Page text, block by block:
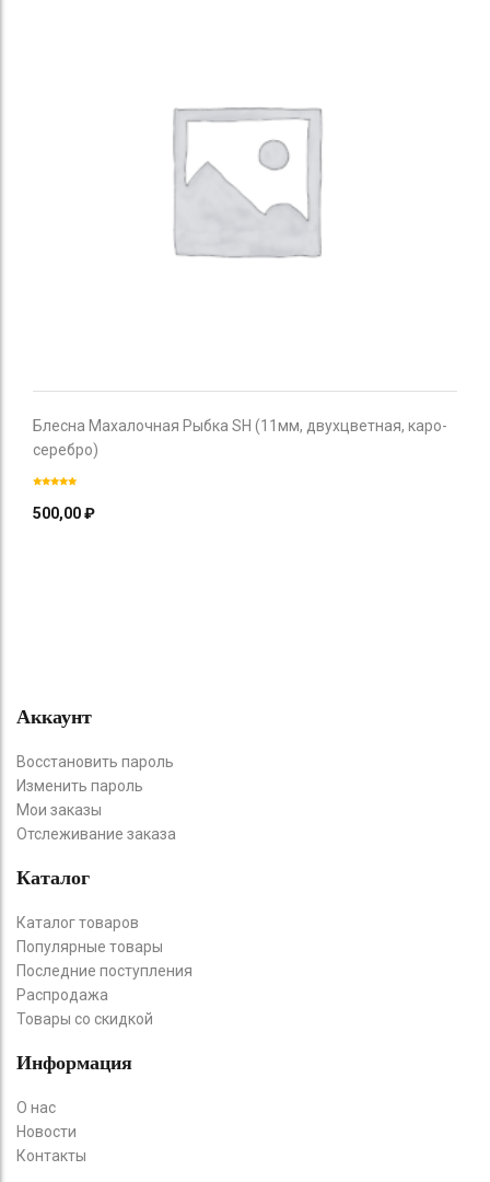
Блесна Махалочная Рыбка SH (11мм, двухцветная, каро-
серебро)
500,00₽
Аккаунт
Восстановить пароль
Изменить пароль
Мои заказы
Отслеживание заказа
Каталог
Каталог товаров
Популярные товары
Последние поступления
Распродажа
Товары со скидкой
Информация
О нас
Новости
Контакты